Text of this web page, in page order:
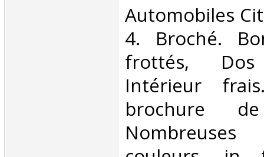
‎Automobiles
4. Broché.
frottés, Dos
Intérieur
brochure